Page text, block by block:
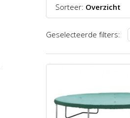
Sorteer: Overzicht
Prijs laag-hoog
Recentst
Geselecteerde filters: